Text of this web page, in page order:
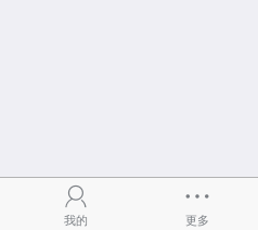
我的 更多